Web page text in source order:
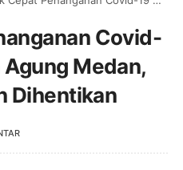
Covid-
Medan,
Dihentikan